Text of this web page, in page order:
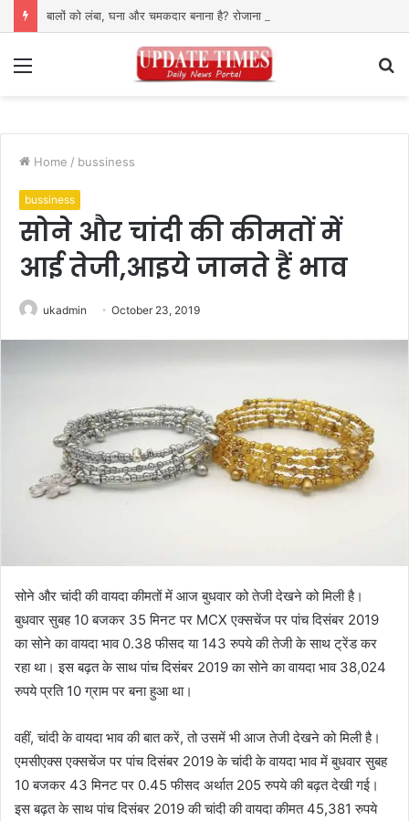
Home / bussiness
bussiness
सोने और चांदी की कीमतों में
आई तेजी,आइये जानते हैं भाव
ukadmin October 23, 2019
सोने और चांदी की वायदा कीमतों में आज बुधवार को तेजी देखने को मिली है।
बुधवार सुबह 10 बजकर 35 मिनट पर MCX एक्सचेंज पर पांच दिसंबर 2019
का सोने का वायदा भाव 0.38 फीसद या 143 रुपये की तेजी के साथ ट्रेंड कर
रहा था। इस बढ़त के साथ पांच दिसंबर 2019 का सोने का वायदा भाव 38,024
रुपये प्रति 10 ग्राम पर बना हुआ था।
वहीं, चांदी के वायदा भाव की बात करें, तो उसमें भी आज तेजी देखने को मिली है।
एमसीएक्स एक्सचेंज पर पांच दिसंबर 2019 के चांदी के वायदा भाव में बुधवार सुबह
10 बजकर 43 मिनट पर 0.45 फीसद अर्थात 205 रुपये की बढ़त देखी गई।
इस बढ़त के साथ पांच दिसंबर 2019 की चांदी की वायदा कीमत 45,381 रुपये